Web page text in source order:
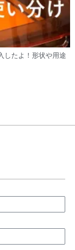
したよ！形状や用途